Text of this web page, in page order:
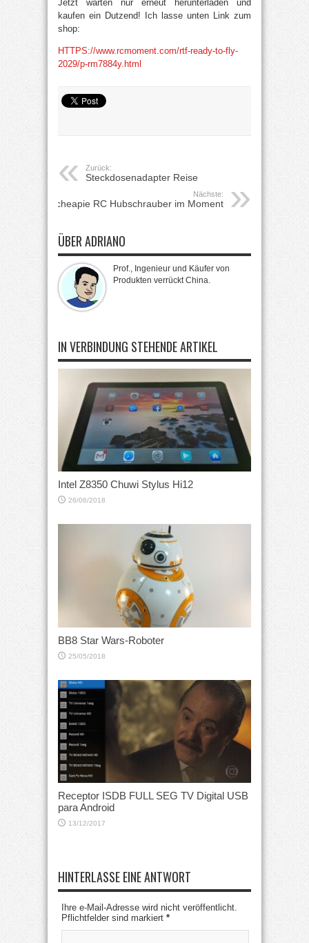
Jetzt warten nur erneut herunterladen und
kaufen ein Dutzend! Ich lasse unten Link zum
shop:
HTTPS://www.rcmoment.com/rtf-ready-to-fly-
2029/p-rm7884y.html
Zurück:
Steckdosenadapter Reise
Nächste:
cheapie RC Hubschrauber im Moment
ÜBER ADRIANO
Prof., Ingenieur und Käufer von
Produkten verrückt China.
IN VERBINDUNG STEHENDE ARTIKEL
Intel Z8350 Chuwi Stylus Hi12
26/06/2018
BB8 Star Wars-Roboter
25/05/2018
Receptor ISDB FULL SEG TV Digital USB
para Android
13/12/2017
HINTERLASSE EINE ANTWORT
Ihre e-Mail-Adresse wird nicht veröffentlicht.
Pflichtfelder sind markiert *